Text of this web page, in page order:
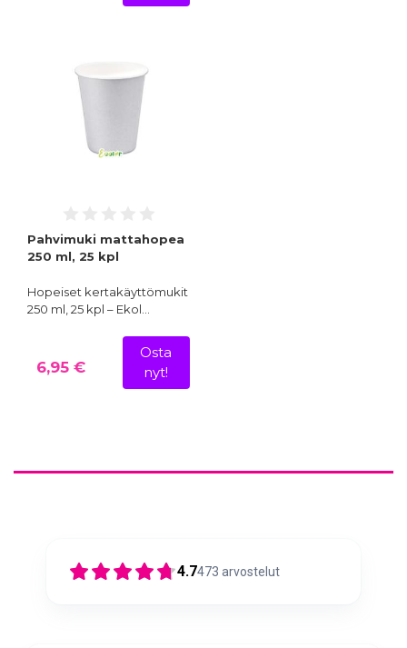
Pahvimuki mattahopea
250 ml, 25 kpl
Hopeiset kertakäyttömukit
250 ml, 25 kpl – Ekol…
6,95 €
Osta
nyt!
4.7473 arvostelut